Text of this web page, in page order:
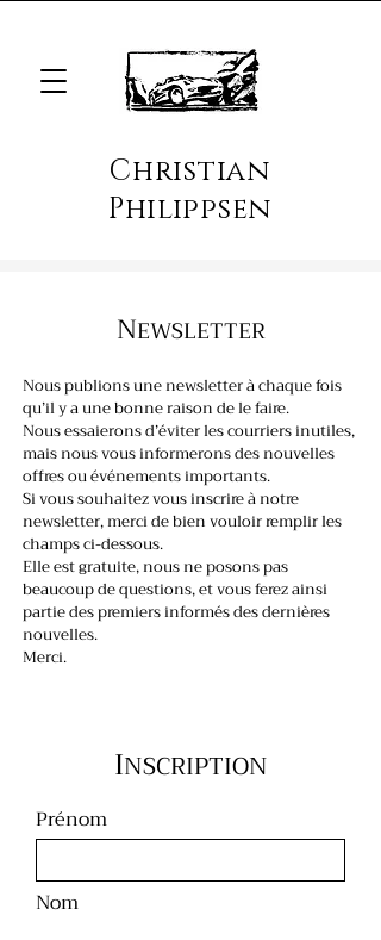
Christian
Philippsen
NEWSLETTER
Nous publions une newsletter à chaque fois
qu’il y a une bonne raison de le faire.
Nous essaierons d’éviter les courriers inutiles,
mais nous vous informerons des nouvelles
offres ou événements importants.
Si vous souhaitez vous inscrire à notre
newsletter, merci de bien vouloir remplir les
champs ci-dessous.
Elle est gratuite, nous ne posons pas
beaucoup de questions, et vous ferez ainsi
partie des premiers informés des dernières
nouvelles.
Merci.
INSCRIPTION
Prénom
Nom